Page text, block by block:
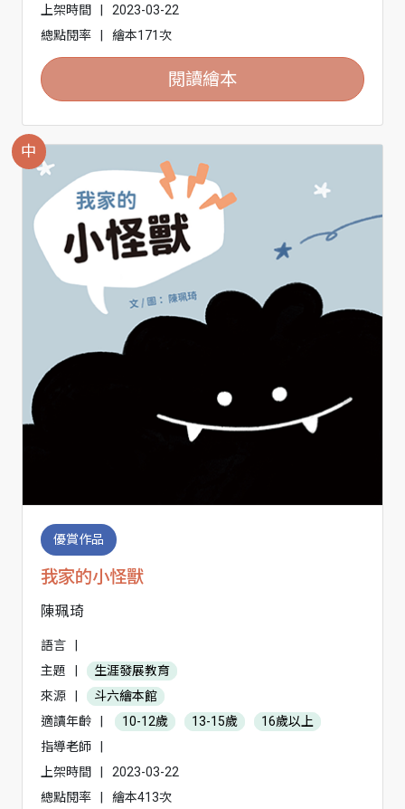
上架時間
2023-03-22
總點閱率
繪本171次
閱讀繪本
中
優賞作品
我家的小怪獸
陳珮琦
語言
主題
生涯發展教育
來源
斗六繪本館
適讀年齡
10-12歲 13-15歲
16歲以上
指導老師
上架時間
2023-03-22
總點閱率
繪本413次